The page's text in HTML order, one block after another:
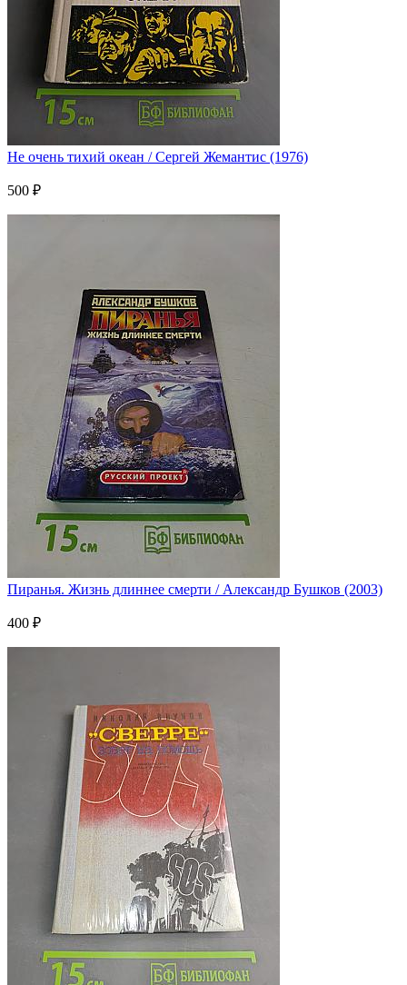
Не очень тихий океан / Сергей Жемантис (1976)
500 ₽
Пиранья. Жизнь длиннее смерти / Александр Бушков (2003)
400 ₽